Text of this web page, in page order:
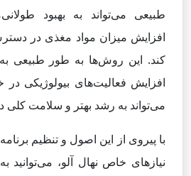
طبیعی می‌تواند به بهبود
افزایش میزان مواد مغذی در
کند. این روش‌ها به طور طبیعی
افزایش فعالیت‌های بیولوژیکی
می‌تواند به رشد بهتر و سلامت
با پیروی از این اصول و تنظیم
نیازهای خاص نهال آلو،